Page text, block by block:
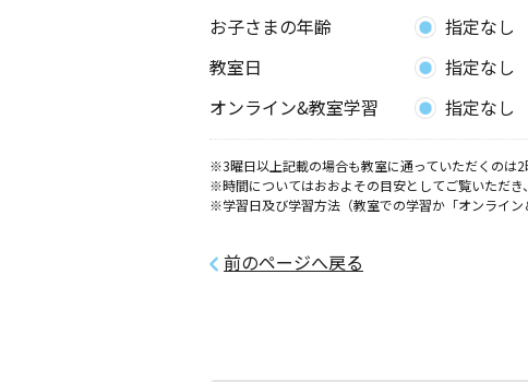
お子さまの年齢 指定なし
教室日
指定なし
オンライン&教室学習
指定なし
※3曜日以上記載の場合も教室に通っていただくのは2
※時間についてはおおよその目安としてご覧いただき
※学習日及び学習方法（教室での学習か「オンライン
前のページへ戻る